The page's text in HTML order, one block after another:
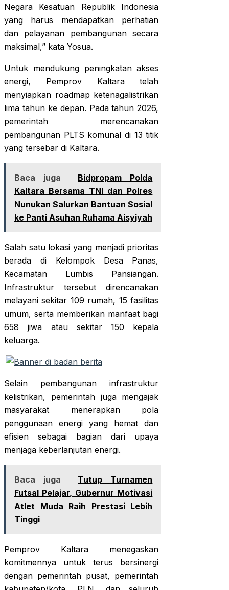
Negara Kesatuan Republik Indonesia
yang harus mendapatkan perhatian
dan pelayanan pembangunan secara
maksimal,” kata Yosua.
Untuk mendukung peningkatan akses
energi, Pemprov Kaltara telah
menyiapkan roadmap ketenagalistrikan
lima tahun ke depan. Pada tahun 2026,
pemerintah merencanakan
pembangunan PLTS komunal di 13 titik
yang tersebar di Kaltara.
Baca juga
Bidpropam Polda
Kaltara Bersama TNI dan Polres
Nunukan Salurkan Bantuan Sosial
ke Panti Asuhan Ruhama Aisyiyah
Salah satu lokasi yang menjadi prioritas
berada di Kelompok Desa Panas,
Kecamatan Lumbis Pansiangan.
Infrastruktur tersebut direncanakan
melayani sekitar 109 rumah, 15 fasilitas
umum, serta memberikan manfaat bagi
658 jiwa atau sekitar 150 kepala
keluarga.
Selain pembangunan infrastruktur
kelistrikan, pemerintah juga mengajak
masyarakat menerapkan pola
penggunaan energi yang hemat dan
efisien sebagai bagian dari upaya
menjaga keberlanjutan energi.
Baca juga
Tutup Turnamen
Futsal Pelajar, Gubernur Motivasi
Atlet Muda Raih Prestasi Lebih
Tinggi
Pemprov Kaltara menegaskan
komitmennya untuk terus bersinergi
dengan pemerintah pusat, pemerintah